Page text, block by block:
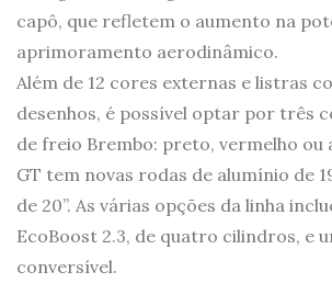
capô, que refletem o aumento na
aprimoramento aerodinâmico.
Além de 12 cores externas e listras
desenhos, é possível optar por três
de freio Brembo: preto, vermelho ou
GT tem novas rodas de alumínio de
de 20”. As várias opções da linha
EcoBoost 2.3, de quatro cilindros, e
conversível.